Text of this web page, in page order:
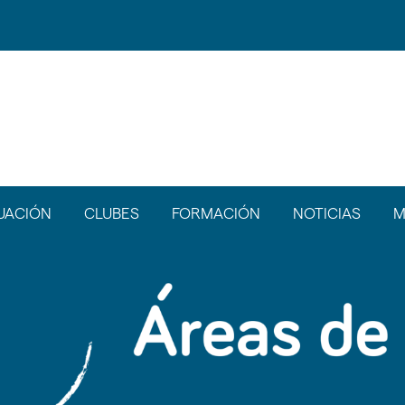
CLUBES FORMACIÓN NOTICIAS